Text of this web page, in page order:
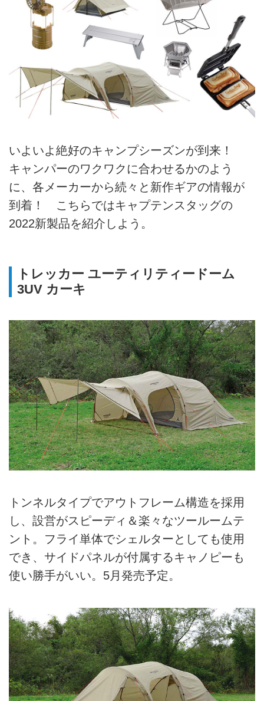
いよいよ絶好のキャンプシーズンが到来！
キャンパーのワクワクに合わせるかのよう
に、各メーカーから続々と新作ギアの情報が
到着！ こちらではキャプテンスタッグの
2022新製品を紹介しよう。
トレッカー ユーティリティードーム
3UV カーキ
トンネルタイプでアウトフレーム構造を採用
し、設営がスピーディ＆楽々なツールームテ
ント。フライ単体でシェルターとしても使用
でき、サイドパネルが付属するキャノピーも
使い勝手がいい。5月発売予定。